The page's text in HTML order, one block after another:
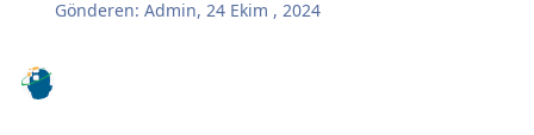
Gönderen:Admin,24 Ekim , 2024